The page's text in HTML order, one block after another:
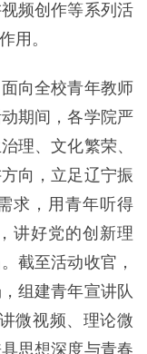
频创作等系列活
用。
向全校青年教师
期间，各学院严
理、文化繁荣、
向，立足辽宁振
求，用青年听得
讲好党的创新理
截至活动收官，
组建青年宣讲队
微视频、理论微
思想深度与青春